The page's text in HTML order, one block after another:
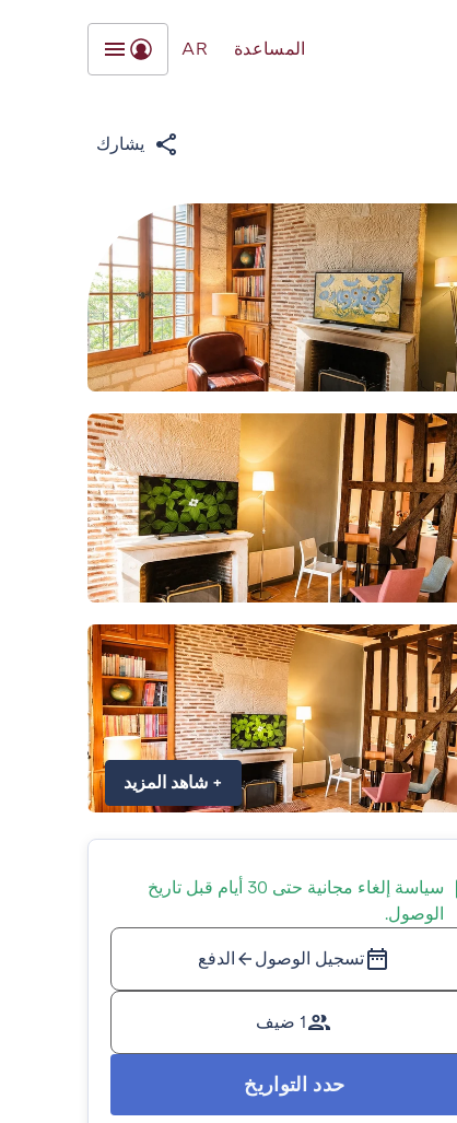
المساعدة AR
يشارك
+ شاهد المزيد
سياسة إلغاء مجانية حتى 30 أيام قبل تاريخ
الوصول.
تسجيل الوصول الدفع
1 ضيف
حدد التواريخ